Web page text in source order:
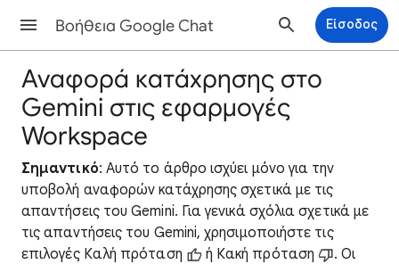
Βοήθεια Google Chat Είσοδος
Αναφορά κατάχρησης στο
Gemini στις εφαρμογές
Workspace
Σημαντικό: Αυτό το άρθρο ισχύει μόνο για την
υποβολή αναφορών κατάχρησης σχετικά με τις
απαντήσεις του Gemini. Για γενικά σχόλια σχετικά με
τις απαντήσεις του Gemini, χρησιμοποιήστε τις
επιλογές Καλή πρόταση
ή Κακή πρόταση
. Οι